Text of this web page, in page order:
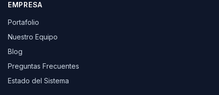
EMPRESA
Portafolio
Nuestro Equipo
Blog
Preguntas Frecuentes
Estado del Sistema